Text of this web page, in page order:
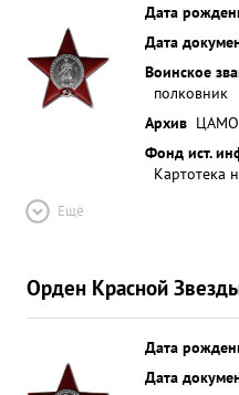
Дата
Дата
Воинское
полковник
Архив ЦАМО
Фонд ист.
Картотека
Ещё
Орден Красной
Дата
Дата